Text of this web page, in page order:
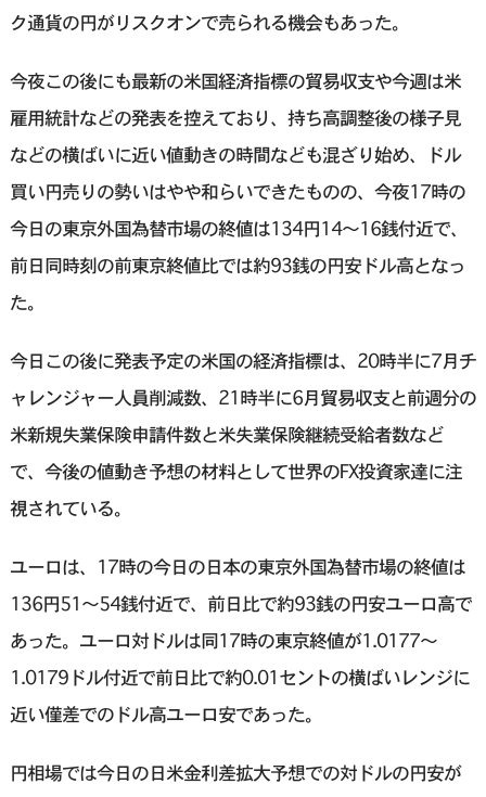
ク通貨の円がリスクオンで売られる機会もあった。
今夜この後にも最新の米国経済指標の貿易収支や今週は米
雇用統計などの発表を控えており、持ち高調整後の様子見
などの横ばいに近い値動きの時間なども混ざり始め、ドル
買い円売りの勢いはやや和らいできたものの、今夜17時の
今日の東京外国為替市場の終値は134円14〜16銭付近で、
前日同時刻の前東京終値比では約93銭の円安ドル高となっ
た。
今日この後に発表予定の米国の経済指標は、20時半に7月チ
ャレンジャー人員削減数、21時半に6月貿易収支と前週分の
米新規失業保険申請件数と米失業保険継続受給者数など
で、今後の値動き予想の材料として世界のFX投資家達に注
視されている。
ユーロは、17時の今日の日本の東京外国為替市場の終値は
136円51～54銭付近で、前日比で約93銭の円安ユーロ高で
あった。ユーロ対ドルは同17時の東京終値が1.0177〜
1.0179ドル付近で前日比で約0.01セントの横ばいレンジに
近い僅差でのドル高ユーロ安であった。
円相場では今日の日米金利差拡大予想での対ドルの円安が